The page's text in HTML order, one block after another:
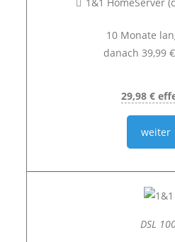
10 Monate
danach 39,99
29,98 €
weiter
DSL